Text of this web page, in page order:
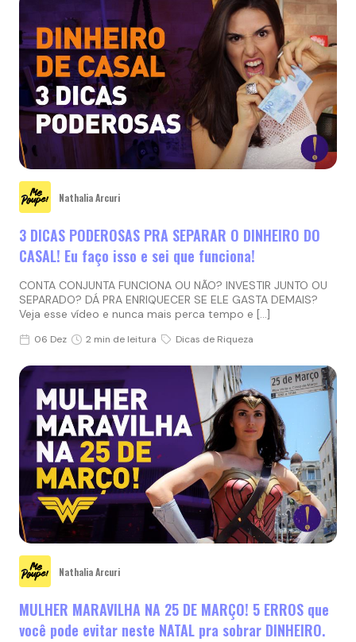
Nathalia Arcuri
3 DICAS PODEROSAS PRA SEPARAR O DINHEIRO DO
CASAL! Eu faço isso e sei que funciona!
CONTA CONJUNTA FUNCIONA OU NÃO? INVESTIR JUNTO OU
SEPARADO? DÁ PRA ENRIQUECER SE ELE GASTA DEMAIS?
Veja esse vídeo e nunca mais perca tempo e […]
06 Dez 2 min de leitura Dicas de Riqueza
Nathalia Arcuri
MULHER MARAVILHA NA 25 DE MARÇO! 5 ERROS que
você pode evitar neste NATAL pra sobrar DINHEIRO.